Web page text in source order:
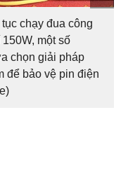
chạy đua công
một số
chọn giải pháp
để bảo vệ pin điện